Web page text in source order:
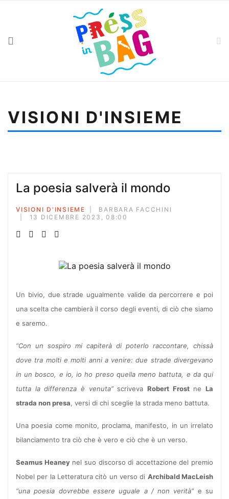
VISIONI D'INSIEME
La poesia salverà il mondo
VISIONI D'INSIEME
BARBARA FACCHINI
13 DICEMBRE 2023, 08:00
Un bivio, due strade ugualmente valide da percorrere e poi
una scelta che cambierà il corso degli eventi, di ciò che siamo
e saremo.
“Con un sospiro mi capiterà di poterlo raccontare, chissà
dove tra molti e molti anni a venire: due strade divergevano
in un bosco, e io, io ho preso quella meno battuta, e da qui
tutta la differenza è venuta”scrivevaRobert FrostneLa
strada non presa, versi di chi sceglie la strada meno battuta.
Una poesia come monito, proclama, manifesto, in un irrelato
bilanciamento tra ciò che è vero e ciò che è un verso.
Seamus Heaneynel suo discorso di accettazione del premio
Nobel per la Letteratura citò un verso di Archibald MacLeish
“una poesia dovrebbe essere uguale a / non verità” e su